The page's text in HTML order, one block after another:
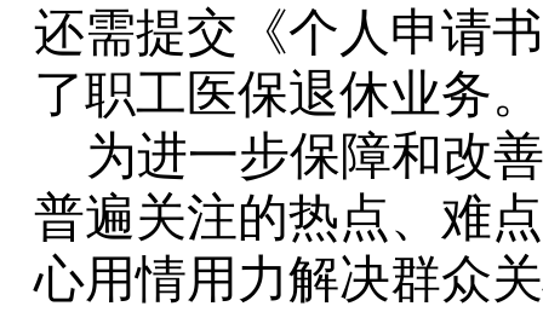
还需提交《个人申请
了职工医保退休业务。
为进一步保障和改
普遍关注的热点、难
心用情用力解决群众